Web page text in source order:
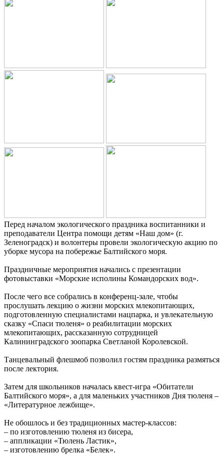
Перед началом экологического праздника воспитанники и
преподаватели Центра помощи детям «Наш дом» (г.
Зеленоградск) и волонтеры провели экологическую акцию по
уборке мусора на побережье Балтийского моря.
Праздничные мероприятия начались с презентации
фотовыставки «Морские исполины Командорских вод».
После чего все собрались в конференц-зале, чтобы
прослушать лекцию о жизни морских млекопитающих,
подготовленную специалистами нацпарка, и увлекательную
сказку «Спаси тюленя» о реабилитации морских
млекопитающих, рассказанную сотрудницей
Калининградского зоопарка Светланой Королевской.
Танцевальный флешмоб позволил гостям праздника размяться
после лектория.
Затем для школьников началась квест-игра «Обитатели
Балтийского моря», а для маленьких участников Дня тюленя –
«Литературное лежбище».
Не обошлось и без традиционных мастер-классов:
– по изготовлению тюленя из бисера,
– аппликации «Тюлень Ластик»,
– изготовлению брелка «Белек».